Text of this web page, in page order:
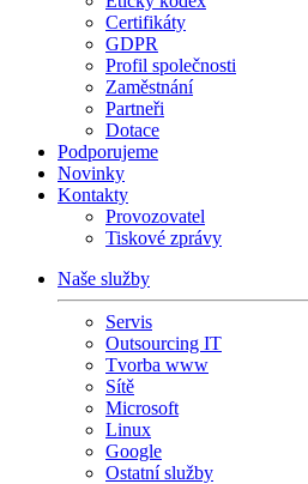
Certifikáty
GDPR
Profil společnosti
Zaměstnání
Partneři
Dotace
Podporujeme
Novinky
Kontakty
Provozovatel
Tiskové zprávy
Naše služby
Servis
Outsourcing IT
Tvorba www
Sítě
Microsoft
Linux
Google
Ostatní služby